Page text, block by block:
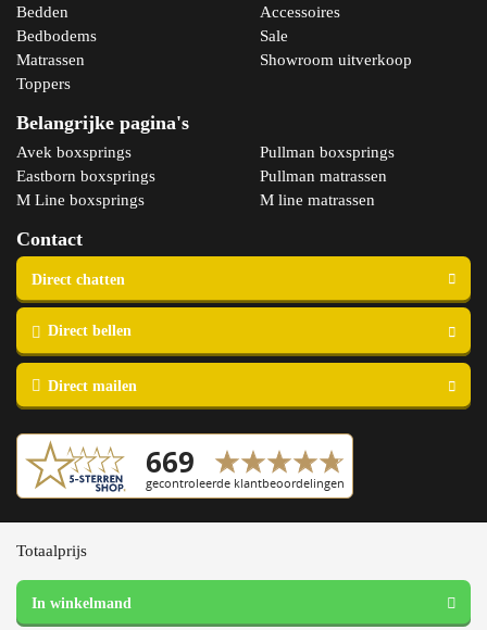
Totaalprijs
Sensation
1000
Bedden
Bedbodems
Matrassen
Toppers
Accessoires
Sale
Showroom uitverkoop
Belangrijke pagina's
Avek boxsprings
Eastborn boxsprings
M Line boxsprings
Pullman boxsprings
Pullman matrassen
M line matrassen
Contact
Copyright © 2023 Slaapspecialist van Ellen
Privacy- en cookieverklaring
Garantie en retourneren